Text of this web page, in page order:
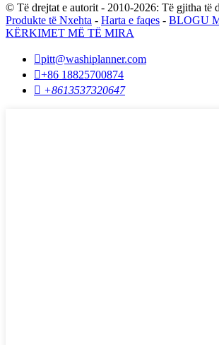
© Të drejtat e autorit - 2010-2026: Të gjitha të
Produkte të Nxehta - Harta e faqes - BLOGU
KËRKIMET MË TË MIRA
pitt@washiplanner.com
+86 18825700874
 +8613537320647